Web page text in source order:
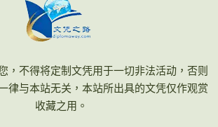
，不得将定制文凭用于一切非法活动，否则
律与本站无关，本站所出具的文凭仅作观赏
收藏之用。